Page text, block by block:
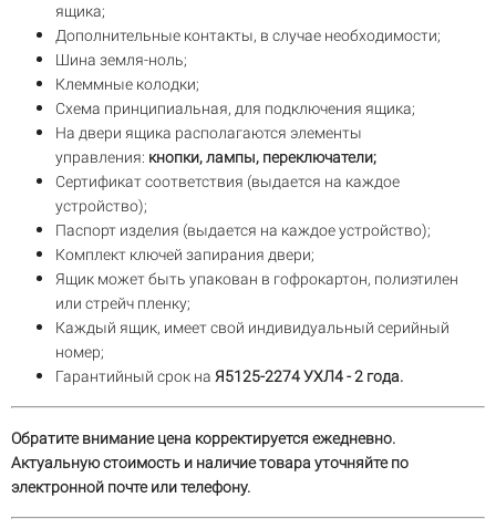
ящика;
Дополнительные контакты, в случае необходимости;
Шина земля-ноль;
Клеммные колодки;
Схема принципиальная, для подключения ящика;
На двери ящика располагаются элементы
управления: кнопки, лампы, переключатели;
Сертификат соответствия (выдается на каждое
устройство);
Паспорт изделия (выдается на каждое устройство);
Комплект ключей запирания двери;
Ящик может быть упакован в гофрокартон, полиэтилен
или стрейч пленку;
Каждый ящик, имеет свой индивидуальный серийный
номер;
Гарантийный срок на Я5125-2274 УХЛ4 - 2 года.
Обратите внимание цена корректируется ежедневно.
Актуальную стоимость и наличие товара уточняйте по
электронной почте или телефону.